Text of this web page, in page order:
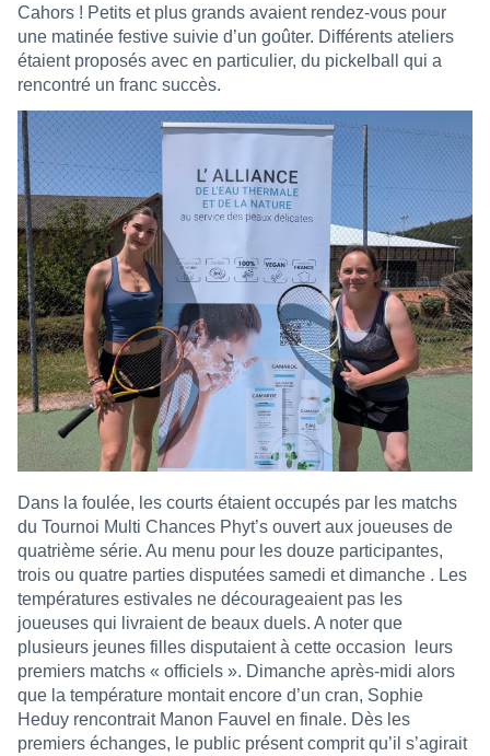
Cahors ! Petits et plus grands avaient rendez-vous pour
une matinée festive suivie d’un goûter. Différents ateliers
étaient proposés avec en particulier, du pickelball qui a
rencontré un franc succès.
Dans la foulée, les courts étaient occupés par les matchs
du Tournoi Multi Chances Phyt’s ouvert aux joueuses de
quatrième série. Au menu pour les douze participantes,
trois ou quatre parties disputées samedi et dimanche . Les
températures estivales ne décourageaient pas les
joueuses qui livraient de beaux duels. A noter que
plusieurs jeunes filles disputaient à cette occasion
leurs
premiers matchs « officiels ». Dimanche après-midi alors
que la température montait encore d’un cran, Sophie
Heduy rencontrait Manon Fauvel en finale. Dès les
premiers échanges, le public présent comprit qu’il s’agirait